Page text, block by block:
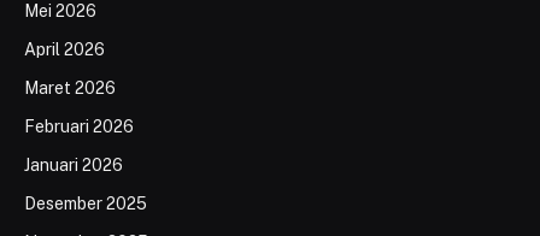
Mei 2026
April 2026
Maret 2026
Februari 2026
Januari 2026
Desember 2025